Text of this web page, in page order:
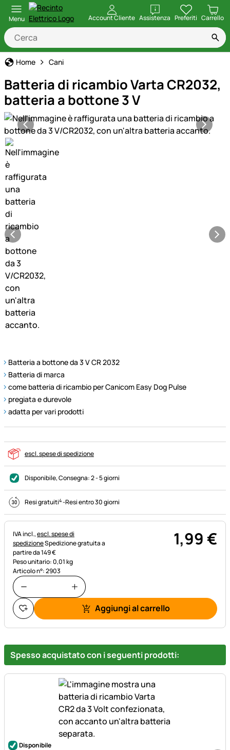
Menu Account Cliente Assistenza
apri Preferiti Carrello
Home Cani
Batteria di ricambio Varta CR2032,
batteria a bottone 3 V
Galleria prodotti
Batteria a bottone da 3 V CR 2032
Batteria di marca
come batteria di ricambio per Canicom Easy Dog Pulse
pregiata e durevole
adatta per vari prodotti
escl. spese di spedizione
Disponibile, Consegna:2 - 5 giorni
Resi gratuiti4-Resi entro 30 giorni
Informazioni fiscali:
IVA incl.,escl. spese di
spedizioneSpedizione gratuita a
partire da 149 €
Peso unitario: 0,01 kg
Articolo n°: 2903
1,99€
Aggiungi al carrello
Spesso acquistato con i seguenti prodotti:
Disponibile